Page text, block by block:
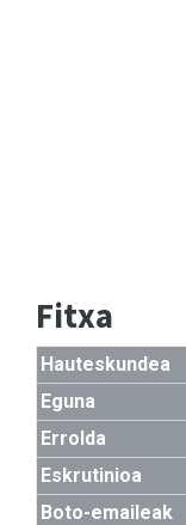
Fitxa
Hauteskundea
Eguna
Errolda
Eskrutinioa
Boto-emaileak